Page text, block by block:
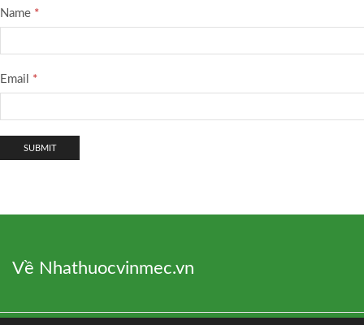
Name *
Email *
Về Nhathuocvinmec.vn